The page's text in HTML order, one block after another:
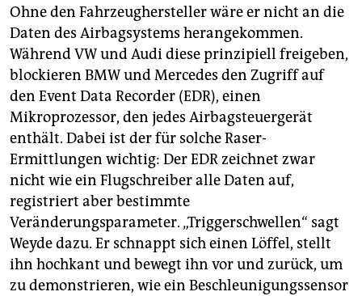
Ohne den Fahrzeughersteller wäre er nicht an die
Daten des Airbagsystems herangekommen.
Während VW und Audi diese prinzipiell freigeben,
blockieren BMW und Mercedes den Zugriff auf
den Event Data Recorder (EDR), einen
Mikroprozessor, den jedes Airbagsteuergerät
enthält. Dabei ist der für solche Raser-
Ermittlungen wichtig: Der EDR zeichnet zwar
nicht wie ein Flugschreiber alle Daten auf,
registriert aber bestimmte
Veränderungsparameter. „Triggerschwellen“ sagt
Weyde dazu. Er schnappt sich einen Löffel, stellt
ihn hochkant und bewegt ihn vor und zurück, um
zu demonstrieren, wie ein Beschleunigungssensor